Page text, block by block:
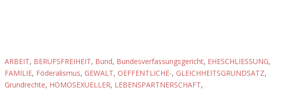
ARBEIT, BERUFSFREIHEIT, Bund, Bundesverfassungsgericht, EHESCHLIESSUNG,
FAMILIE, Föderalismus, GEWALT, OEFFENTLICHE-, GLEICHHEITSGRUNDSATZ,
Grundrechte, HOMOSEXUELLER, LEBENSPARTNERSCHAFT,